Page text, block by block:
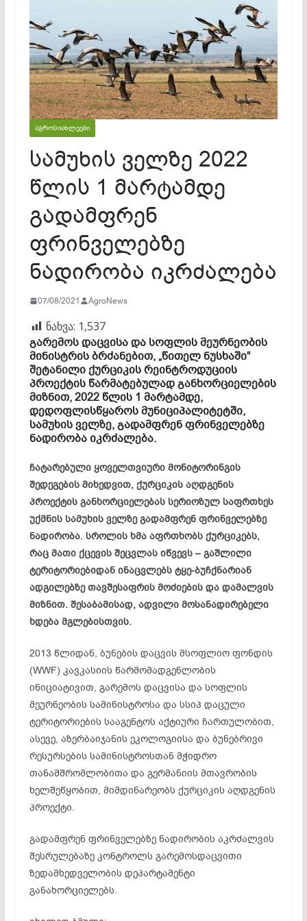
ᲐᲒᲠᲝᲡᲘᲐᲮᲚᲔᲔᲑᲘ
სამუხის ველზე 2022
წლის 1 მარტამდე
გადამფრენ
ფრინველებზე
ნადირობა იკრძალება
07/08/2021 AgroNews
ნახვა: 1,537
გარემოს დაცვისა და სოფლის მეურნეობის
მინისტრის ბრძანებით, „წითელ ნუსხაში“
შეტანილი ქურციკისრეინტროდუციის
პროექტის წარმატებულად განხორციელების
მიზნით, 2022 წლის 1 მარტამდე,
დედოფლისწყაროს მუნიციპალიტეტში,
სამუხისველზე, გადამფრენ ფრინველებზე
ნადირობა იკრძალება.
ჩატარებული ყოველთვიური მონიტორინგის
შედეგების მიხედვით, ქურციკის აღდგენის
პროექტის განხორციელებას სერიოზულ საფრთხეს
უქმნის სამუხისველზე გადამფრენ ფრინველებზე
ნადირობა. სროლის ხმა აფრთხობს ქურციკებს,
რაც მათი ქცევის შეცვლას იწვევს – გაშლილი
ტერიტორიებიდან ინაცვლებს ტყე-ბუჩქნარიან
ადგილებზე თავშესაფრის მოძიების და დამალვის
მიზნით. შესაბამისად, ადვილი მოსანადირებელი
ხდება მგლებისთვის.
2013 წლიდან, ბუნების დაცვის მსოფლიო ფონდის
(WWF) კავკასიის წარმომადგენლობის
ინიციატივით, გარემოს დაცვისა და სოფლის
მეურნეობის სამინისტროსა და სსიპ დაცული
ტერიტორიების სააგენტოს აქტიური ჩართულობით,
ასევე, აზერბაიჯანის ეკოლოგიისა და ბუნებრივი
რესურსების სამინისტროსთან მჭიდრო
თანამშრომლობითა და გერმანიის მთავრობის
ხელშეწყობით, მიმდინარეობს ქურციკის აღდგენის
პროექტი.
გადამფრენ ფრინველებზე ნადირობის აკრძალვის
შესრულებაზე კონტროლს გარემოსდაცვითი
ზედამხედველობის დეპარტამენტი
განახორციელებს.